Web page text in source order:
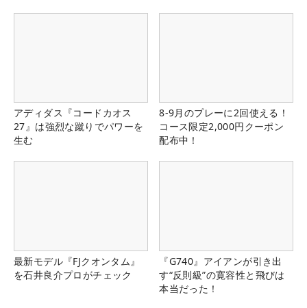
アディダス『コードカオス
27』は強烈な蹴りでパワーを
生む
8-9月のプレーに2回使える！
コース限定2,000円クーポン
配布中！
最新モデル『FJクオンタム』
を石井良介プロがチェック
『G740』アイアンが引き出
す“反則級”の寛容性と飛びは
本当だった！